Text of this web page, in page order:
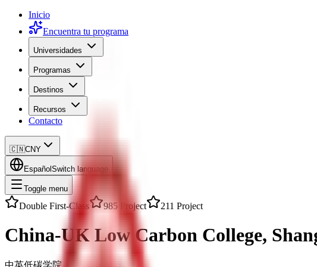
Inicio
Encuentra tu programa
Universidades
Programas
Destinos
Recursos
Contacto
🇨🇳CNY
Español Switch language
Toggle menu
Double First-Class 985 Project 211 Project
China-UK Low Carbon College,
中英低碳学院